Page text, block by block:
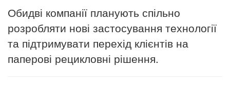
Обидві компанії планують спільно
розробляти нові застосування технології
та підтримувати перехід клієнтів на
паперові рецикловні рішення.